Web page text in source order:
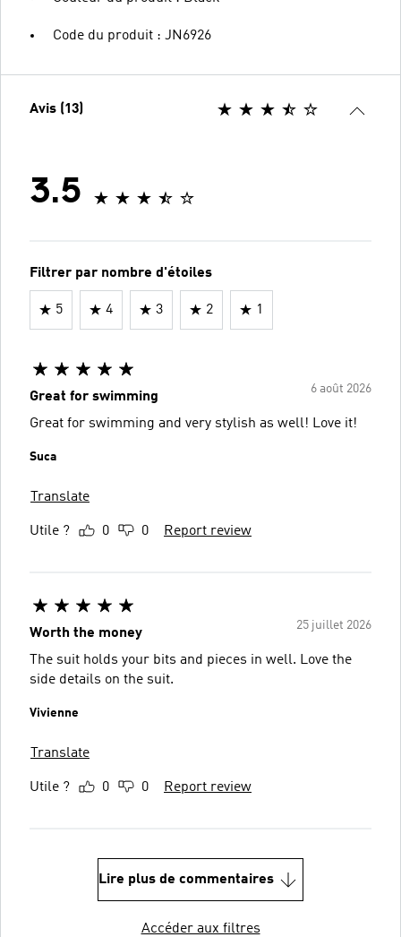
Code du produit : JN6926
Avis (13)
3.5
Filtrer par nombre d'étoiles
5 4 3 2 1
6 août 2026
Great for swimming
Great for swimming and very stylish as well! Love it!
Suca
Translate
Utile ? 0 0 Report review
25 juillet 2026
Worth the money
The suit holds your bits and pieces in well. Love the
side details on the suit.
Vivienne
Translate
Utile ? 0 0 Report review
Lire plus de commentaires
Accéder aux filtres